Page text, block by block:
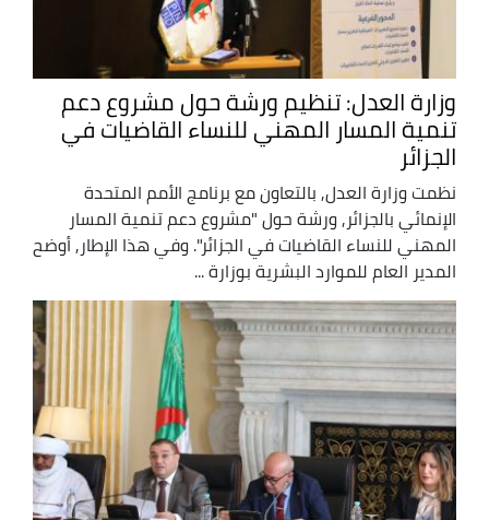
وزارة العدل: تنظيم ورشة حول مشروع دعم
تنمية المسار المهني للنساء القاضيات في
الجزائر
نظمت وزارة العدل, بالتعاون مع برنامج الأمم المتحدة
الإنمائي بالجزائر, ورشة حول "مشروع دعم تنمية المسار
المهني للنساء القاضيات في الجزائر". وفي هذا الإطار, أوضح
المدير العام للموارد البشرية بوزارة ...